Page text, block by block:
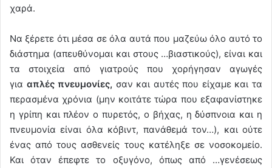
χαρά.
Να ξέρετε ότι μέσα σε όλα αυτά που μαζεύω όλο αυτό το
διάστημα (απευθύνομαι και στους …βιαστικούς), είναι και
τα στοιχεία από γιατρούς που χορήγησαν αγωγές
για απλές πνευμονίες, σαν και αυτές που είχαμε και τα
περασμένα χρόνια (μην κοιτάτε τώρα που εξαφανίστηκε
η γρίπη και πλέον ο πυρετός, ο βήχας, η δύσπνοια και η
πνευμονία είναι όλα κόβιντ, πανάθεμά τον…), και ούτε
ένας από τους ασθενείς τους κατέληξε σε νοσοκομείο.
Και όταν έπεφτε το οξυγόνο, όπως από …γενέσεως